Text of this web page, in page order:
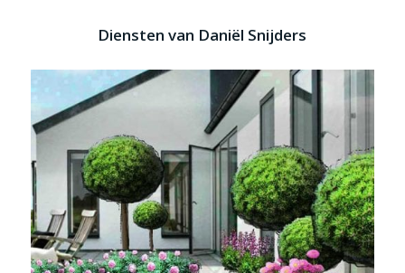
Diensten van Daniël Snijders